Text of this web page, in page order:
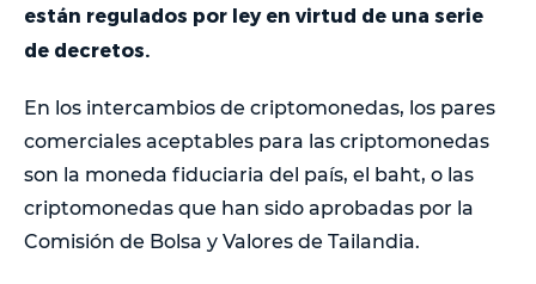
están regulados por ley en virtud de una serie
de decretos.
En los intercambios de criptomonedas, los pares
comerciales aceptables para las criptomonedas
son la moneda fiduciaria del país, el baht, o las
criptomonedas que han sido aprobadas por la
Comisión de Bolsa y Valores de Tailandia.